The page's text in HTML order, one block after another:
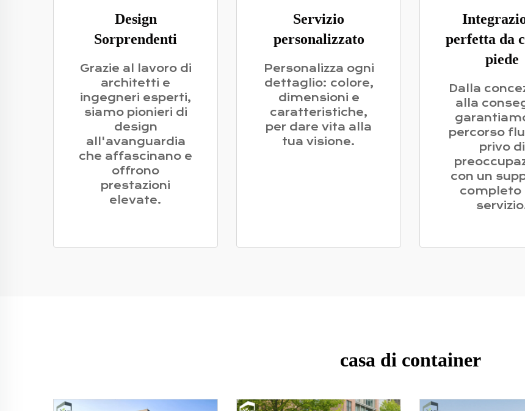
Design
Sorprendenti
Grazie al lavoro di
architetti e
ingegneri esperti,
siamo pionieri di
design
all'avanguardia
che affascinano e
offrono
prestazioni
elevate.
Servizio
personalizzato
Personalizza ogni
dettaglio: colore,
dimensioni e
caratteristiche,
per dare vita alla
tua visione.
perfetta da
piede
Dalla
alla
percorso
privo di
con un
completo
casa di container